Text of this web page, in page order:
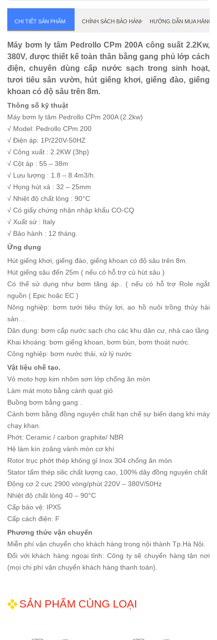
CHI TIẾT SẢN PHẨM CHÍNH SÁCH BẢO HÀNH HƯỚNG DẪN MUA HÀNG
Máy bơm ly tâm Pedrollo CPm 200A công suất 2.2Kw,
380V, được thiết kế toàn thân bằng gang phủ lớp cách
điện, chuyên dùng cấp nước sạch trong sinh hoạt,
tươi tiêu sân vườn, hút giếng khơi, giếng đào, giếng
khoan có độ sâu trên 8m.
Thông số kỹ thuật
Máy bơm ly tâm Pedrollo CPm 200A (2.2kw)
√ Model: Pedrollo CPm 200
√ Điện áp: 1P/220V-50HZ
√ Công xuất : 2.2KW (3hp)
√ Cột áp : 55 – 38m
√ Lưu lượng : 1.8 – 8.4m3/h.
√ Họng hút xả : 32 – 25mm
√ Nhiệt độ chất lỏng : 90°C
√ Có giấy chứng nhận nhập khẩu CO-CQ
√ Xuất sứ : Italy
√ Bảo hành : 12 tháng.
Ứng dụng
Hút giếng khơi, giếng đào, giếng khoan có độ sâu trên 8m.
Hút giếng sâu đến 25m ( nếu có hỗ trợ củ hút sâu )
Có thể sử dụng như bơm tăng áp.. ( nếu có hỗ trợ Role ngắt
nguồn ( Epic hoặc EC )
Nông nghiệp: bơm tưới tiêu thủy lợi, ao hồ nuôi trồng thủy hải
sản…
Dân dụng: bơm cấp nước sạch cho các khu dân cư, nhà cao tầng
Khai khoáng: bơm giếng khoan, bơm bùn, bơm thoát nước.
Công nghiệp: bơm nước thải, xử lý nước
Vật liệu chế tạo.
Vỏ moto hợp kim nhôm sơn lớp chống ăn mòn
Làm mát moto bằng cánh quạt gió
Buồng bơm bằng gang .
Cánh bơm bằng đồng nguyên chất hạn chế sự biến dạng khi máy
chạy khan.
Phớt: Ceramic / carbon graphite/ NBR
Hệ làm kín zoăng vành mòn cơ khí
Rotor trục phớt thép không gỉ Inox 304 chống ăn mòn
Stator tấm thép silic chất lượng cao, 100% dây đồng nguyên chất
Động cơ 2 cực 2900 vòng/phút 220V – 380V/50Hz
Nhiệt độ chất lỏng 40 – 90°C
Cấp bảo vệ: IPX5
Cấp cách điện: F
Phương thức vận chuyển
Miễn phí vận chuyển cho khách hàng trong nội thành Tp.Hà Nội.
Đối với khách hàng ngoại tỉnh: Công ty sẽ chuyển hàng tận nơi
(mọi chi phí vận chuyển khách hàng thanh toán).
SẢN PHẨM CÙNG LOẠI